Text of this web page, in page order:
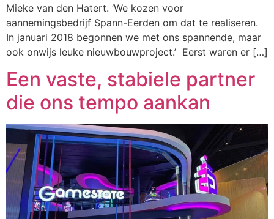
Mieke van den Hatert. ‘We kozen voor
aannemingsbedrijf Spann-Eerden om dat te realiseren.
In januari 2018 begonnen we met ons spannende, maar
ook onwijs leuke nieuwbouwproject.’ Eerst waren er […]
Een vaste, stabiele partner
die ons tempo aankan